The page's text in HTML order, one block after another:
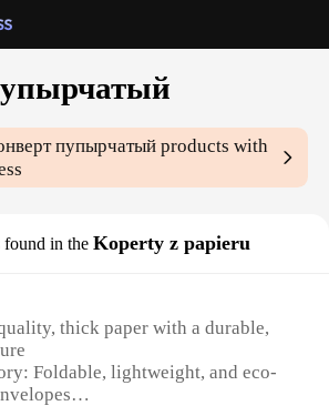
пупырчатый products with
found in the Koperty z papieru
thick paper with a durable,
Foldable, lightweight, and eco-